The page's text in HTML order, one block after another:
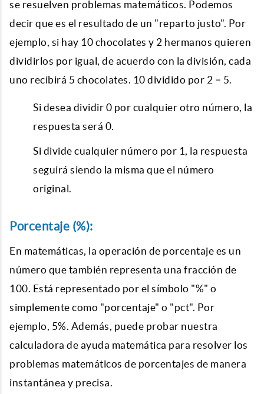
se resuelven problemas matemáticos. Podemos
decir que es el resultado de un "reparto justo". Por
ejemplo, si hay 10 chocolates y 2 hermanos quieren
dividirlos por igual, de acuerdo con la división, cada
uno recibirá 5 chocolates. 10 dividido por 2 = 5.
Si desea dividir 0 por cualquier otro número, la
respuesta será 0.
Si divide cualquier número por 1, la respuesta
seguirá siendo la misma que el número
original.
Porcentaje (%):
En matemáticas, la operación de porcentaje es un
número que también representa una fracción de
100. Está representado por el símbolo "%" o
simplemente como "porcentaje" o "pct". Por
ejemplo, 5%. Además, puede probar nuestra
calculadora de ayuda matemática para resolver los
problemas matemáticos de porcentajes de manera
instantánea y precisa.